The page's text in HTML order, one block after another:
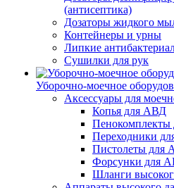
(антисептика)
Дозаторы жидкого
Контейнеры и урны
Липкие
Сушилки для рук
Уборочно-моечное
Аксессуары для
Копья для АВД
Переходники
Пистолеты для
Форсунки для
Шланги